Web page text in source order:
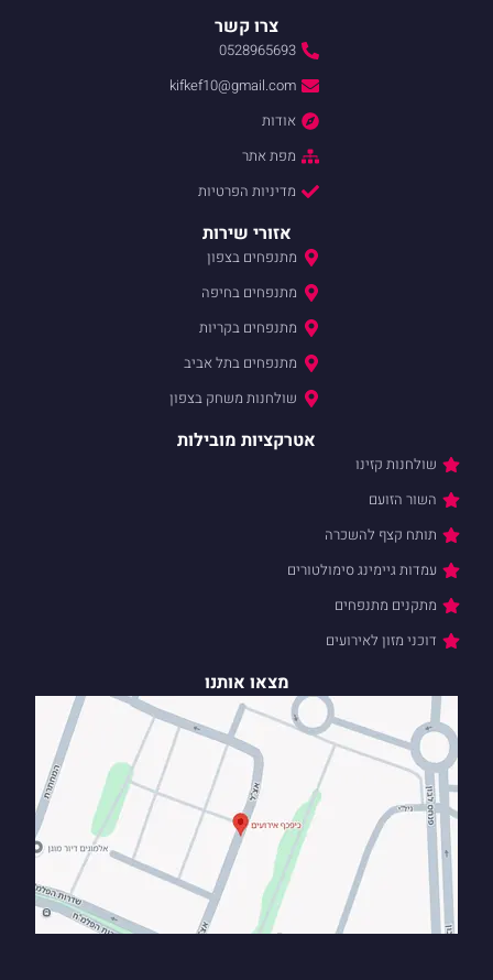
צרו קשר
0528965693
kifkef10@gmail.com
אודות
מפת אתר
מדיניות הפרטיות
אזורי שירות
מתנפחים בצפון
מתנפחים בחיפה
מתנפחים בקריות
מתנפחים בתל אביב
שולחנות משחק בצפון
אטרקציות מובילות
שולחנות קזינו
השור הזועם
תותח קצף להשכרה
עמדות גיימינג סימולטורים
מתקנים מתנפחים
דוכני מזון לאירועים
מצאו אותנו